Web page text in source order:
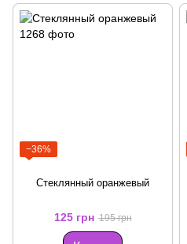
−36%
Стеклянный оранжевый
125 грн 195 грн